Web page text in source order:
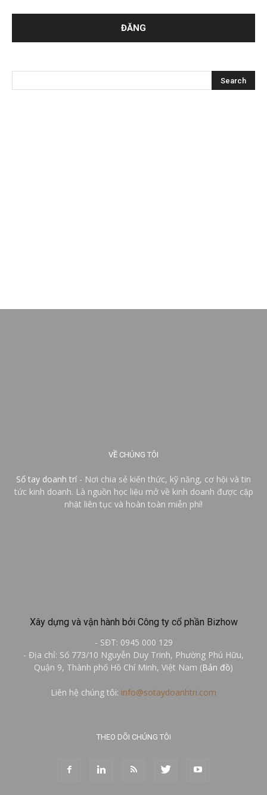
VỀ CHÚNG TÔI
Sổ tay doanh trí - Nơi chia sẻ kiến thức, kỹ năng, cơ hội và tin
tức kinh doanh. Là nguồn học liệu mở về kinh doanh được cập
nhật liên tục và hoàn toàn miễn phí!
Xây dựng và vận hành bởi Công ty cổ phần Bizhow
- SĐT: 0945 000 129
- Địa chỉ: Số 773/10 Nguyễn Duy Trinh, Phường Phú Hữu,
Quận 9, Thành phố Hồ Chí Minh, Việt Nam (Bản đồ)
Liên hệ chúng tôi: info@sotaydoanhtri.com
THEO DÕI CHÚNG TÔI